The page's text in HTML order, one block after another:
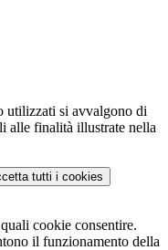
utilizzati si avvalgono di
alle finalità illustrate nella
tutti i cookies
cookie consentire.
il funzionamento della